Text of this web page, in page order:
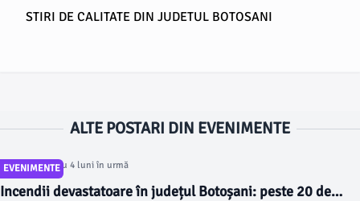
STIRI DE CALITATE DIN JUDETUL BOTOSANI
ALTE POSTARI DIN EVENIMENTE
EVENIMENTE
Articol postat cu 4 luni în urmă
Incendii devastatoare în județul Botoșani: peste 20 de